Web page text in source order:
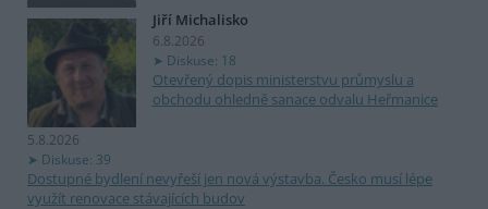
Jiří Michalisko
6.8.2026
Diskuse: 18
Otevřený dopis ministerstvu průmyslu a
obchodu ohledně sanace odvalu Heřmanice
5.8.2026
Diskuse: 39
Dostupné bydlení nevyřeší jen nová výstavba. Česko musí lépe
využít renovace stávajících budov